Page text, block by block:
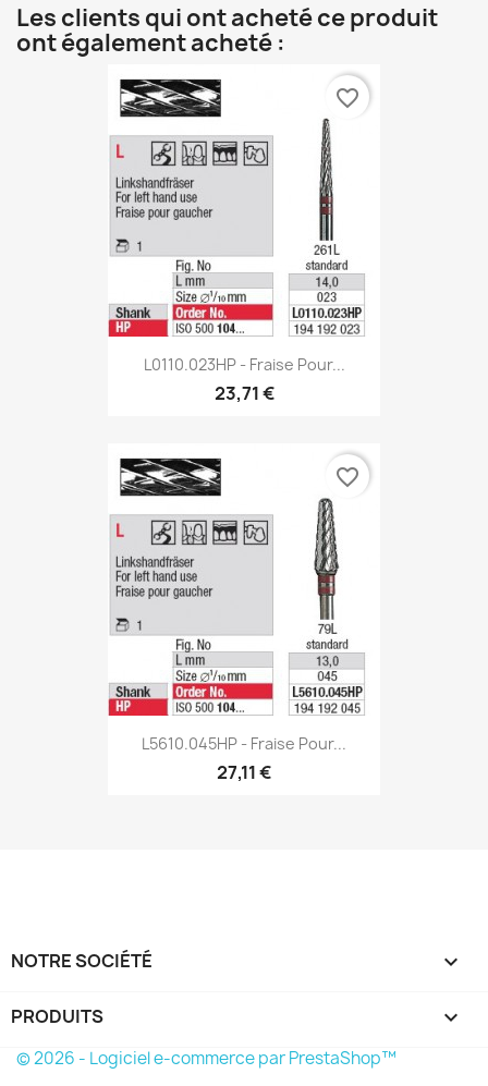
Les clients qui ont acheté ce produit
ont également acheté :
L0110.023HP - Fraise Pour...
23,71 €
favorite_border
L5610.045HP - Fraise Pour...
27,11 €
favorite_border
NOTRE SOCIÉTÉ 
PRODUITS 
© 2026 - Logiciel e-commerce par PrestaShop™